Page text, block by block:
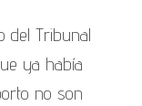
del Tribunal
ya había
no son